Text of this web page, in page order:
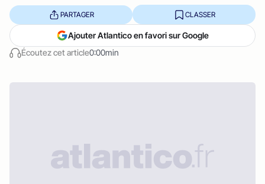
Écoutez cet article0:00min
PARTAGER CLASSER
Ajouter Atlantico en favori sur Google